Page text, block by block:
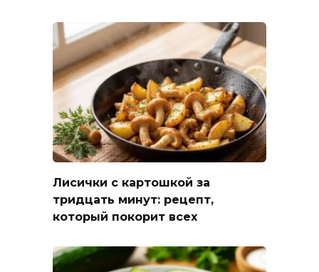
Лисички с картошкой за
тридцать минут: рецепт,
который покорит всех